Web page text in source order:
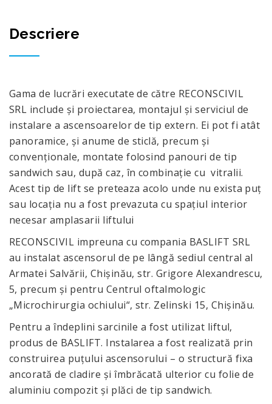
Descriere
Gama de lucrări executate de către RECONSCIVIL
SRL include și proiectarea, montajul și serviciul de
instalare a ascensoarelor de tip extern. Ei pot fi atât
panoramice, și anume de sticlă, precum și
convenționale, montate folosind panouri de tip
sandwich sau, după caz, în combinație cu vitralii.
Acest tip de lift se preteaza acolo unde nu exista puț
sau locația nu a fost prevazuta cu spațiul interior
necesar amplasarii liftului
RECONSCIVIL impreuna cu compania BASLIFT SRL
au instalat ascensorul de pe lângă sediul central al
Armatei Salvării, Chișinău, str. Grigore Alexandrescu,
5, precum și pentru Centrul oftalmologic
„Microchirurgia ochiului“, str. Zelinski 15, Chișinău.
Pentru a îndeplini sarcinile a fost utilizat liftul,
produs de BASLIFT. Instalarea a fost realizată prin
construirea puțului ascensorului – o structură fixa
ancorată de cladire și îmbrăcată ulterior cu folie de
aluminiu compozit și plăci de tip sandwich.